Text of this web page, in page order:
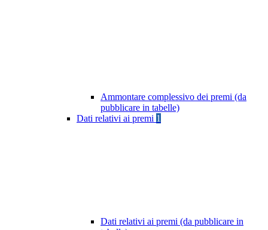
Ammontare complessivo dei premi (da
pubblicare in tabelle)
Dati relativi ai premi 1
Dati relativi ai premi (da pubblicare in